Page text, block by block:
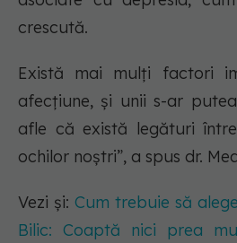
crescută.
Există mai mulți factori
afecțiune, și unii s-ar
afle că există legături
ochilor noștri”, a spus dr.
Vezi și: Cum trebuie să
Bilic: Coaptă nici prea